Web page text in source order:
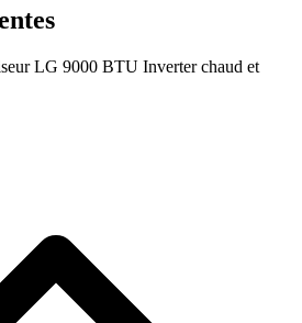
LG 9000 BTU Inverter chaud et